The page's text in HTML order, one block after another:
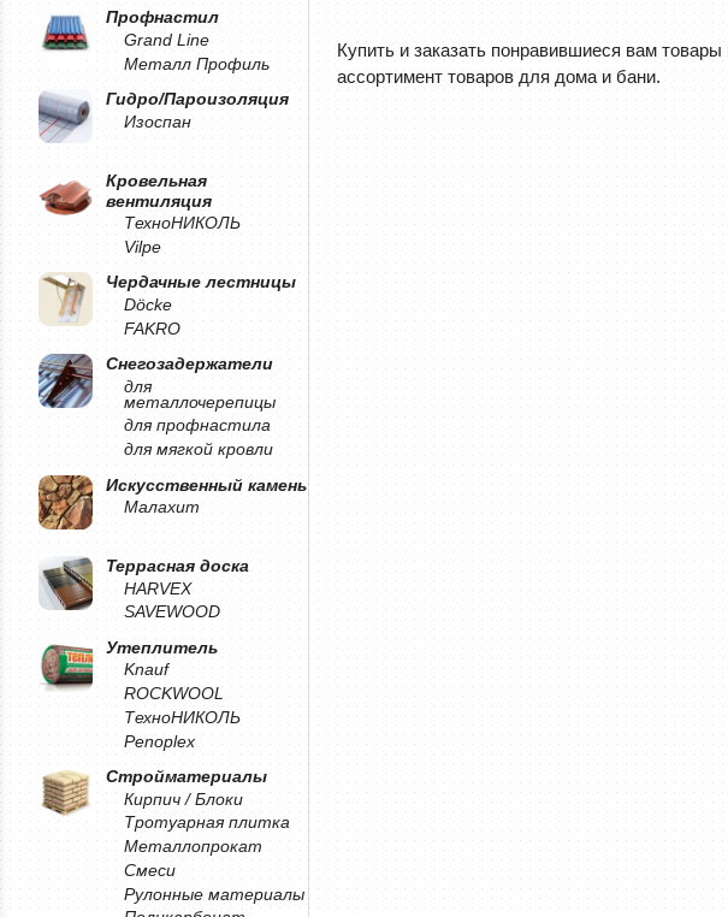
Профнастил
Grand Line
Металл Профиль
Гидро/Пароизоляция
Изоспан
Кровельная
вентиляция
ТехноНИКОЛЬ
Vilpe
Чердачные лестницы
Döcke
FAKRO
Снегозадержатели
для
металлочерепицы
для профнастила
для мягкой кровли
Искусственный камень
Малахит
Террасная доска
HARVEX
SAVEWOOD
Утеплитель
Knauf
ROCKWOOL
ТехноНИКОЛЬ
Penoplex
Стройматериалы
Кирпич / Блоки
Тротуарная плитка
Металлопрокат
Смеси
Рулонные материалы
Купить и заказать понравившиеся вам
ассортимент товаров для дома и бани.